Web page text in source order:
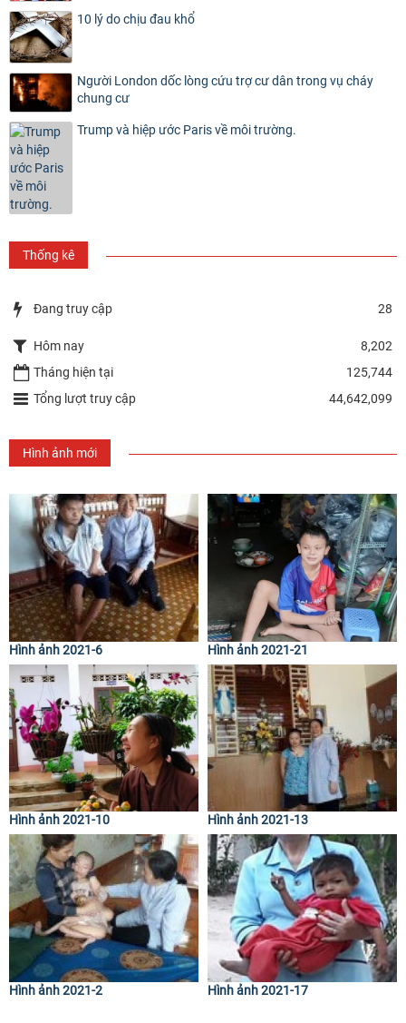
10 lý do chịu đau khổ
Người London dốc lòng cứu trợ cư dân trong vụ cháy
chung cư
Trump và hiệp ước Paris về môi trường.
Thống kê
Đang truy cập 28
Hôm nay
8,202
Tháng hiện tại
125,744
Tổng lượt truy cập
44,642,099
Hình ảnh mới
Hình ảnh 2021-6 Hình ảnh 2021-21
Hình ảnh 2021-10 Hình ảnh 2021-13
Hình ảnh 2021-2 Hình ảnh 2021-17